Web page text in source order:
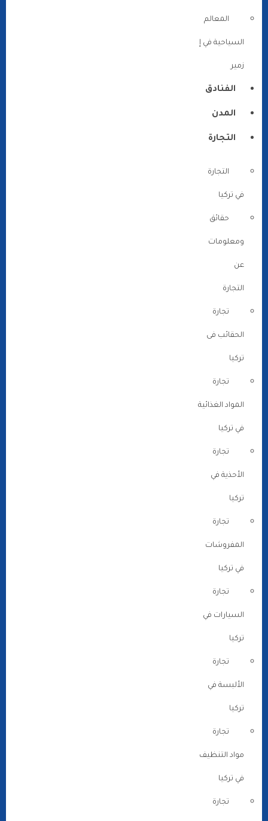
المعالم
السياحية في إ
زمير
الفنادق
المدن
التجارة
التجارة
في تركيا
حقائق
ومعلومات
عن
التجارة
تجارة
الحقائب فى
تركيا
تجارة
المواد الغذائية
في تركيا
تجارة
الأحذية في
تركيا
تجارة
المفروشات
في تركيا
تجارة
السيارات في
تركيا
تجارة
الألبسة في
تركيا
تجارة
مواد التنظيف
في تركيا
تجارة